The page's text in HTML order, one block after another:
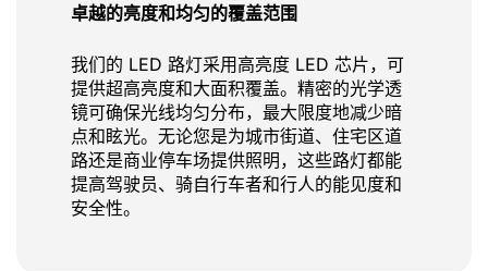
卓越的亮度和均匀的覆盖范围
我们的 LED 路灯采用高亮度 LED 芯片，可
提供超高亮度和大面积覆盖。精密的光学透
镜可确保光线均匀分布，最大限度地减少暗
点和眩光。无论您是为城市街道、住宅区道
路还是商业停车场提供照明，这些路灯都能
提高驾驶员、骑自行车者和行人的能见度和
安全性。